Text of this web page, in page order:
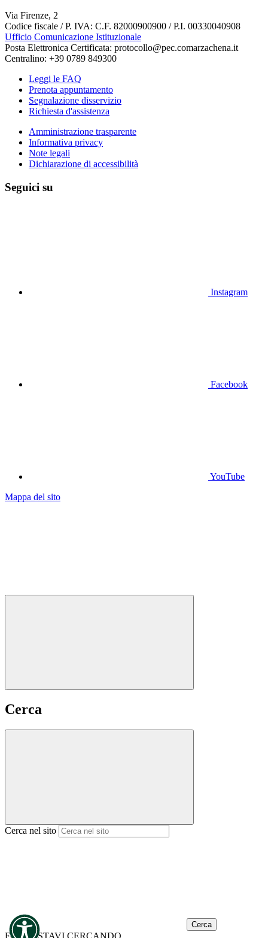
Via Firenze, 2
Codice fiscale / P. IVA: C.F. 82000900900 / P.I. 00330040908
Ufficio Comunicazione Istituzionale
Posta Elettronica Certificata: protocollo@pec.comarzachena.it
Centralino: +39 0789 849300
Leggi le FAQ
Prenota appuntamento
Segnalazione disservizio
Richiesta d'assistenza
Amministrazione trasparente
Informativa privacy
Note legali
Dichiarazione di accessibilità
Seguici su
Instagram
Facebook
YouTube
Mappa del sito
Cerca
Cerca nel sito
Cerca